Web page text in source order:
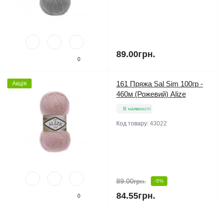
0 89.00грн.
Акція
0
161 Пряжа Sal Sim 100гр -
460м (Рожевий) Alize
В наявності
Код товару: 43022
89.00грн. -5%
84.55грн.